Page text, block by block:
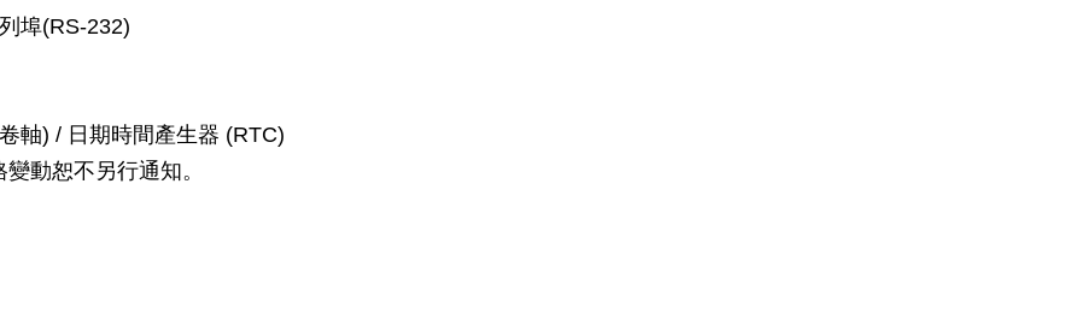
埠(RS-232)
軸) / 日期時間產生器 (RTC)
變動恕不另行通知。